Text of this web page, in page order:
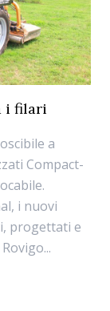
i filari
a
Compact-
i nuovi
progettati e